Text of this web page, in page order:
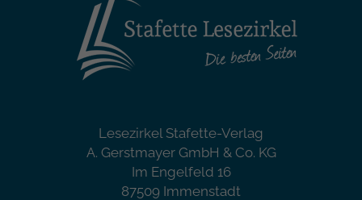
Lesezirkel Stafette-Verlag
A. Gerstmayer GmbH & Co. KG
Im Engelfeld 16
87509 Immenstadt